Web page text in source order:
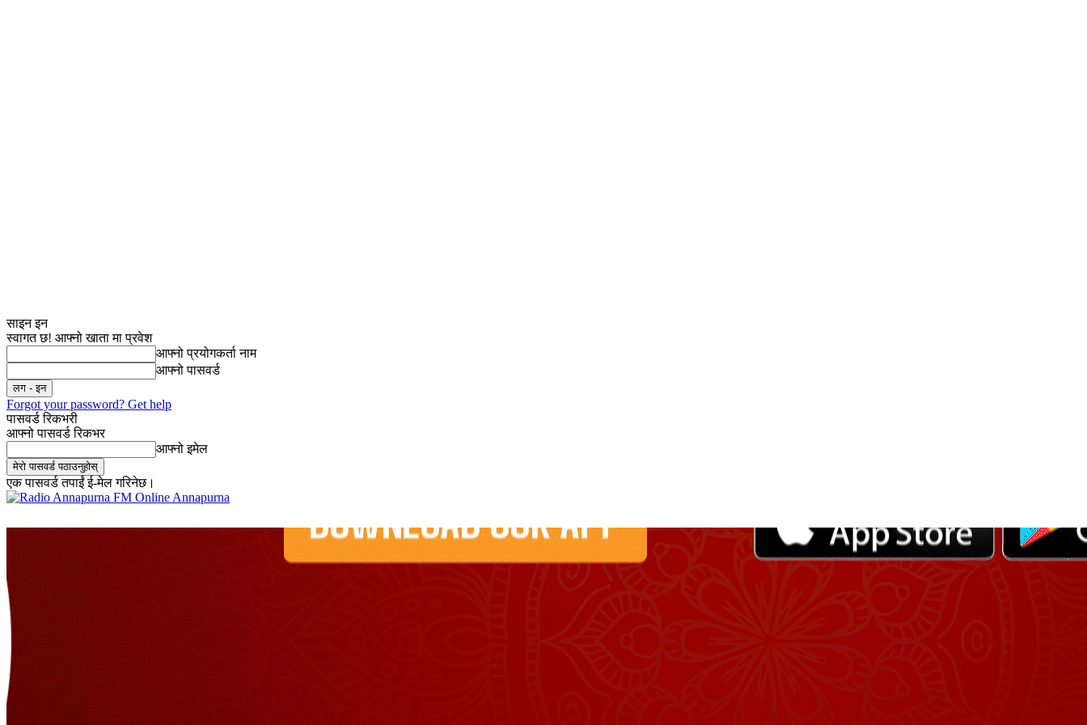
साइन इन
स्वागत छ! आफ्नो खाता मा प्रवेश
आफ्नो प्रयोगकर्ता नाम
आफ्नो पासवर्ड
Forgot your password? Get help
पासवर्ड रिकभरी
आफ्नो पासवर्ड रिकभर
आफ्नो इमेल
एक पासवर्ड तपाईं ई-मेल गरिनेछ।
Online Annapurna